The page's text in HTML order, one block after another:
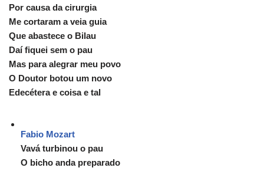
Por causa da cirurgia
Me cortaram a veia guia
Que abastece o Bilau
Daí fiquei sem o pau
Mas para alegrar meu povo
O Doutor botou um novo
Edecétera e coisa e tal
Fabio Mozart
Vavá turbinou o pau
O bicho anda preparado